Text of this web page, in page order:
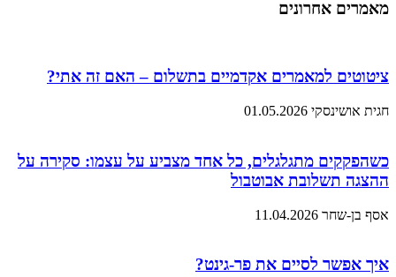
מאמרים אחרונים
ציטוטים למאמרים אקדמיים בתשלום – האם זה אתי?
חגית אושינסקי 01.05.2026
כשהפקקים מתגלגלים, כל אחד מצביע על עצמו: סקירה על
ההצגה תשלובת אבוטבול
אסף בן-שחר 11.04.2026
איך אפשר לסיים את פר-גינט?